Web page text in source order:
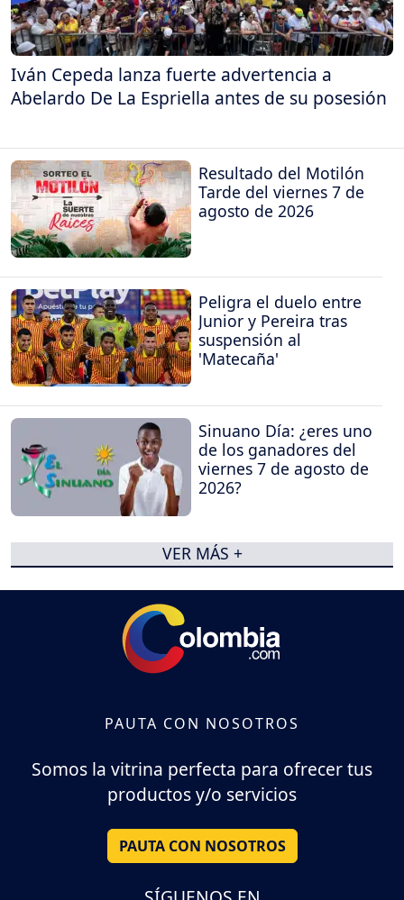
Iván Cepeda lanza fuerte advertencia a
Abelardo De La Espriella antes de su posesión
Resultado del Motilón
Tarde del viernes 7 de
agosto de 2026
Peligra el duelo entre
Junior y Pereira tras
suspensión al
'Matecaña'
Sinuano Día: ¿eres uno
de los ganadores del
viernes 7 de agosto de
2026?
VER MÁS +
PAUTA CON NOSOTROS
Somos la vitrina perfecta para ofrecer tus
productos y/o servicios
PAUTA CON NOSOTROS